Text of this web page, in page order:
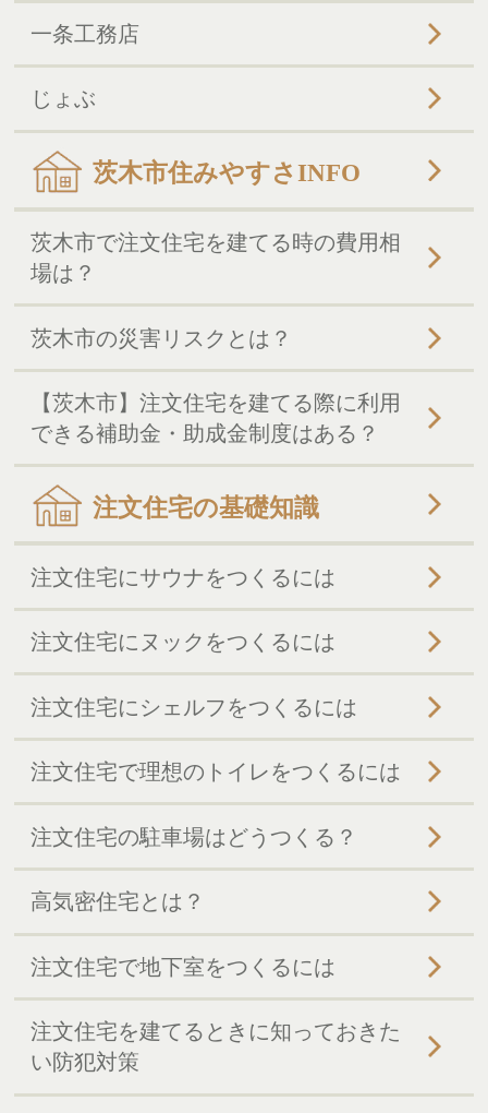
一条工務店
じょぶ
茨木市住みやすさINFO
茨木市で注文住宅を建てる時の費用相
場は？
茨木市の災害リスクとは？
【茨木市】注文住宅を建てる際に利用
できる補助金・助成金制度はある？
注文住宅の基礎知識
注文住宅にサウナをつくるには
注文住宅にヌックをつくるには
注文住宅にシェルフをつくるには
注文住宅で理想のトイレをつくるには
注文住宅の駐車場はどうつくる？
高気密住宅とは？
注文住宅で地下室をつくるには
注文住宅を建てるときに知っておきた
い防犯対策